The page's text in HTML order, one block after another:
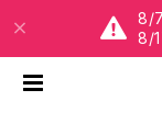
8/
8/